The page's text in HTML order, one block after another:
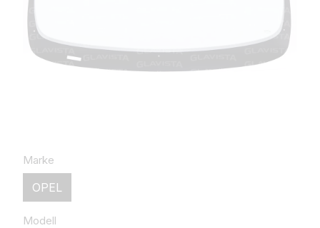
Marke
OPEL
Modell